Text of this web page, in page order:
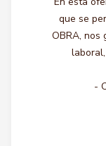
que se
OBRA, nos
-